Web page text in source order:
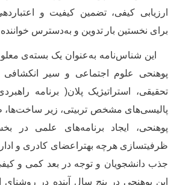
ارزیابی کیفی، تضمین کیفیت و
برای نخستین بار تدوین و به‌دسترس
این شناس‌نامه به‌عنوان یک بستهی
پوهنحی علوم اجتماعی و سیر انکشافی
تحقیقی، استراتیژیک پلان( برنامه
پالیسی‌های مشخص تربیتی، زیر ساخت‌ها،
پوهنحی، ایجاد برنامه‌های علمی در
ظرفیت‏سازی هرچه بهتراعضای کادری و
جذب دانشجویان و توجه در بعد کمی و
این پوهنحی در پنج سال آینده در روشنای